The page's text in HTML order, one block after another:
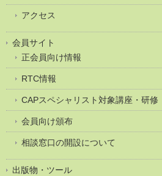
アクセス
会員サイト
正会員向け情報
RTC情報
CAPスペシャリスト対象講座・研修
会員向け頒布
相談窓口の開設について
出版物・ツール